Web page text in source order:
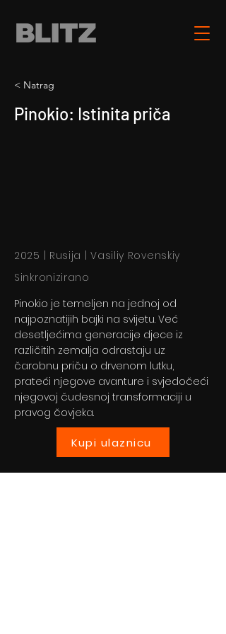
< Natrag
Pinokio: Istinita priča
2025 | Rusija | Vasiliy Rovenskiy
Sinkronizirano
Pinokio je temeljen na jednoj od
najpoznatijih bajki na svijetu. Već
desetljećima generacije djece iz
različitih zemalja odrastaju uz
čarobnu priču o drvenom lutku,
prateći njegove avanture i svjedočeći
njegovoj čudesnoj transformaciji u
pravog čovjeka.
Kupi ulaznicu